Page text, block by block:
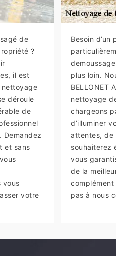
de
?
il est
nettoyage
déroule
de
Demandez
et sans
vous
votre
Besoin d’un
plus loin.
BELLONET
nettoyage
chargeons
d’illuminer
attentes, de
souhaiterez
vous
de la
complément
pas à nous